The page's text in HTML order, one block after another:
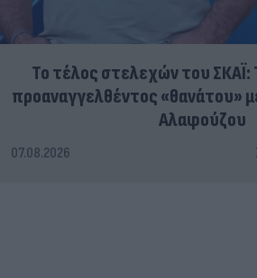
Το τέλος στελεχών του ΣΚΑΪ:
προαναγγελθέντος «θανάτου»
Αλαφούζου
07.08.2026